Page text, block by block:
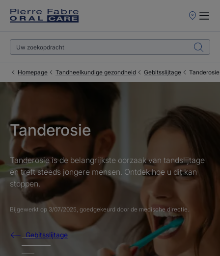
Homepage Tandheelkundige gezondheid Gebitsslijtage Tanderosie
Tanderosie
Tanderosie is de belangrijkste oorzaak van tandslijtage
en treft steeds jongere mensen. Ontdek hoe u dit kan
stoppen.
Bijgewerkt op 3/07/2025, goedgekeurd door de medische directie.
Gebitsslijtage